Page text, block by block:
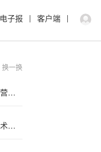
电子报 客户端
换一换
沃:尔核材：2025年上半年实现营业收入394,526.87万元
美司法部推.动分拆谷歌广告技!术部门